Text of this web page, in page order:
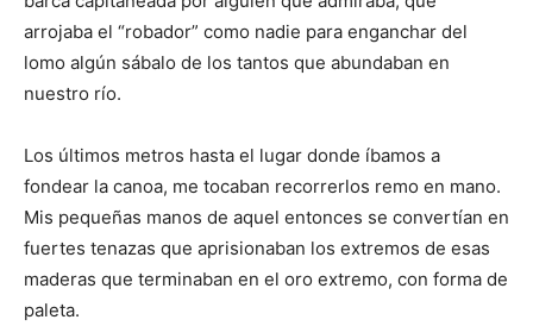
arrojaba el “robador” como nadie para enganchar del
lomo algún sábalo de los tantos que abundaban en
nuestro río.
Los últimos metros hasta el lugar donde íbamos a
fondear la canoa, me tocaban recorrerlos remo en mano.
Mis pequeñas manos de aquel entonces se convertían en
fuertes tenazas que aprisionaban los extremos de esas
maderas que terminaban en el oro extremo, con forma de
paleta.